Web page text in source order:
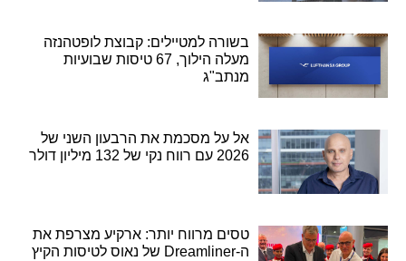
בשורה למטיילים: קבוצת לופטהנזה
מעלה הילוך, 67 טיסות שבועיות
מנתב"ג
אל על מסכמת את הרבעון השני של
2026 עם רווח נקי של 132 מיליון דולר
טסים מרווח יותר: ארקיע מצרפת את
ה-Dreamliner של נאוס לטיסות הקיץ